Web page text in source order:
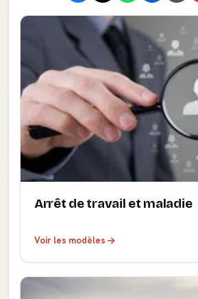
Arrêt de travail et maladie
Voir les modèles